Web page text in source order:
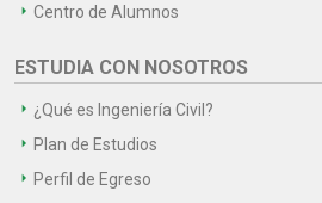
Centro de Alumnos
ESTUDIA CON NOSOTROS
¿Qué es Ingeniería Civil?
Plan de Estudios
Perfil de Egreso